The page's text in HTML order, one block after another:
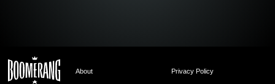
About Privacy Policy